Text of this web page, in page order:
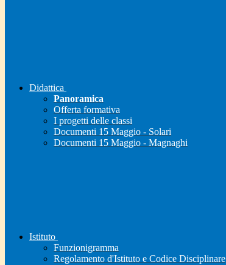
Didattica
Panoramica
Offerta formativa
I progetti delle classi
Documenti 15 Maggio - Solari
Documenti 15 Maggio - Magnaghi
Istituto
Funzionigramma
Regolamento d'Istituto e Codice Disciplinare